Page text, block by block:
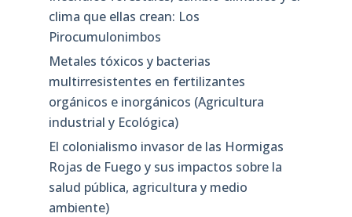
clima que ellas crean: Los
Pirocumulonimbos
Metales tóxicos y bacterias
multirresistentes en fertilizantes
orgánicos e inorgánicos (Agricultura
industrial y Ecológica)
El colonialismo invasor de las Hormigas
Rojas de Fuego y sus impactos sobre la
salud pública, agricultura y medio
ambiente)